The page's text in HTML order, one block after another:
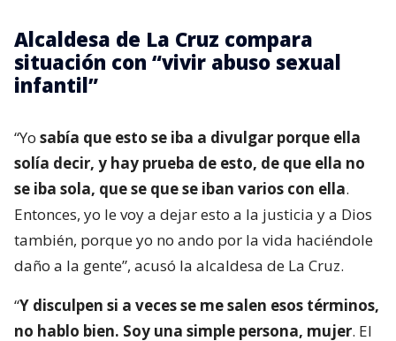
Alcaldesa de La Cruz compara
situación con “vivir abuso sexual
infantil”
“Yo sabía que esto se iba a divulgar porque ella
solía decir, y hay prueba de esto, de que ella no
se iba sola, que se que se iban varios con ella.
Entonces, yo le voy a dejar esto a la justicia y a Dios
también, porque yo no ando por la vida haciéndole
daño a la gente”, acusó la alcaldesa de La Cruz.
“Y disculpen si a veces se me salen esos términos,
no hablo bien. Soy una simple persona, mujer. El